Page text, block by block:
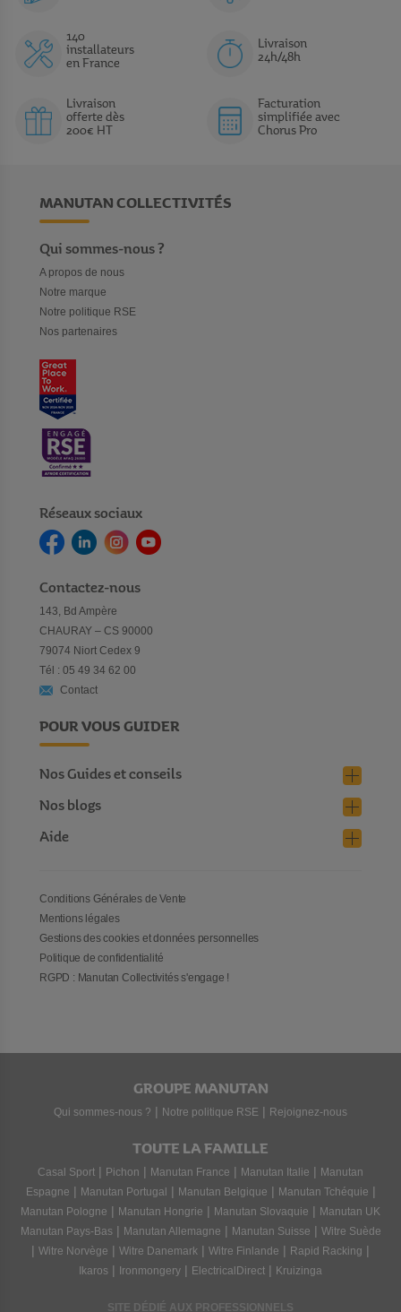
140
installateurs
en France
Livraison
24h/48h
Livraison
offerte dès
200€ HT
Facturation
simplifiée avec
Chorus Pro
MANUTAN COLLECTIVITÉS
Qui sommes-nous ?
A propos de nous
Notre marque
Notre politique RSE
Nos partenaires
Réseaux sociaux
Contactez-nous
143, Bd Ampère
CHAURAY – CS 90000
79074 Niort Cedex 9
Tél : 05 49 34 62 00
Contact
POUR VOUS GUIDER
Nos Guides et conseils
Nos blogs
Aide
Conditions Générales de Vente
Mentions légales
Gestions des cookies et données personnelles
Politique de confidentialité
RGPD : Manutan Collectivités s'engage !
GROUPE MANUTAN
Qui sommes-nous ? | Notre politique RSE | Rejoignez-nous
TOUTE LA FAMILLE
Casal Sport | Pichon | Manutan France | Manutan Italie | Manutan
Espagne | Manutan Portugal | Manutan Belgique | Manutan Tchéquie |
Manutan Pologne | Manutan Hongrie | Manutan Slovaquie | Manutan UK
Manutan Pays-Bas | Manutan Allemagne | Manutan Suisse | Witre Suède
| Witre Norvège | Witre Danemark | Witre Finlande | Rapid Racking |
Ikaros | Ironmongery | ElectricalDirect | Kruizinga
SITE DÉDIÉ AUX PROFESSIONNELS